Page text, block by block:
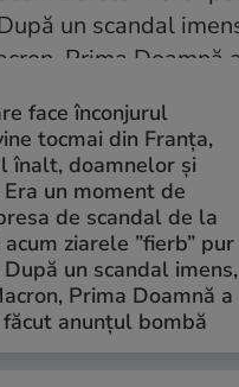
face înconjurul
tocmai din Franța,
înalt, doamnelor și
un moment de
de scandal de la
ziarele ”fierb” pur
un scandal imens,
Prima Doamnă a
anunțul bombă